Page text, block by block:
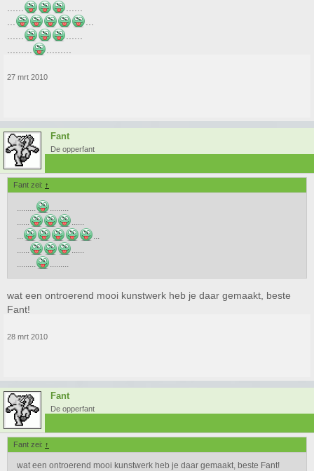
27 mrt 2010
Fant
De opperfant
Fant zei: ↑
.........
.........
......
......
...
...
......
......
.........
.........
wat een ontroerend mooi kunstwerk heb je daar gemaakt, beste
Fant!
28 mrt 2010
Fant
De opperfant
Fant zei: ↑
wat een ontroerend mooi kunstwerk heb je daar gemaakt, beste Fant!